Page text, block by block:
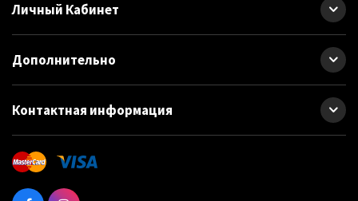
Личный Кабинет
Дополнительно
Контактная информация